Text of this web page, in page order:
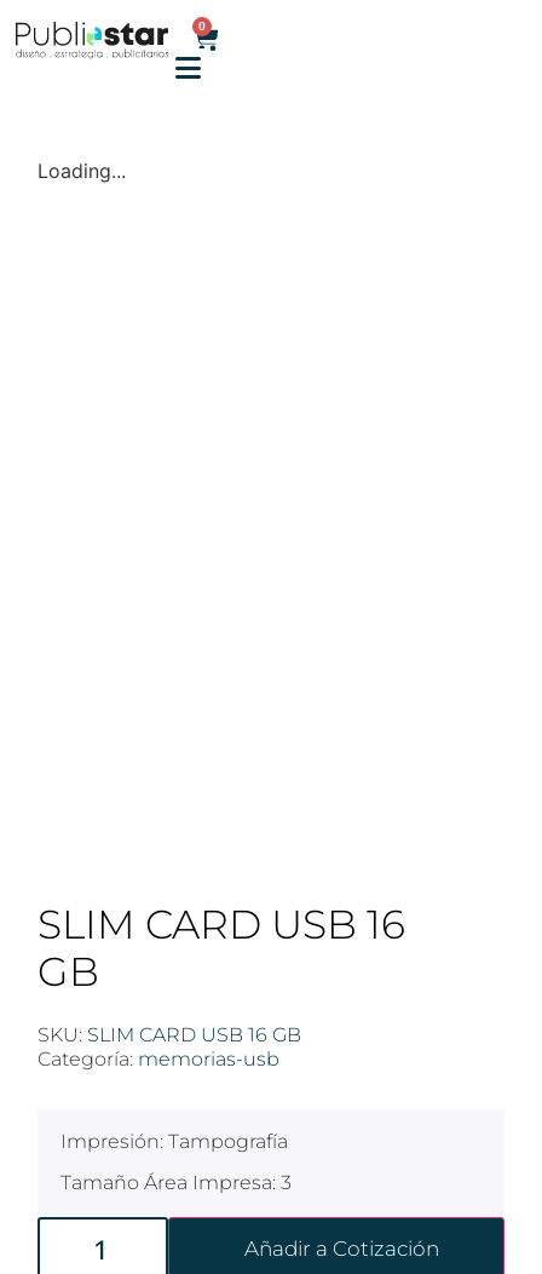
0
Loading...
SLIM CARD USB 16
GB
SKU: SLIM CARD USB 16 GB
Categoría: memorias-usb
Impresión: Tampografía
Tamaño Área Impresa: 3
Añadir a Cotización